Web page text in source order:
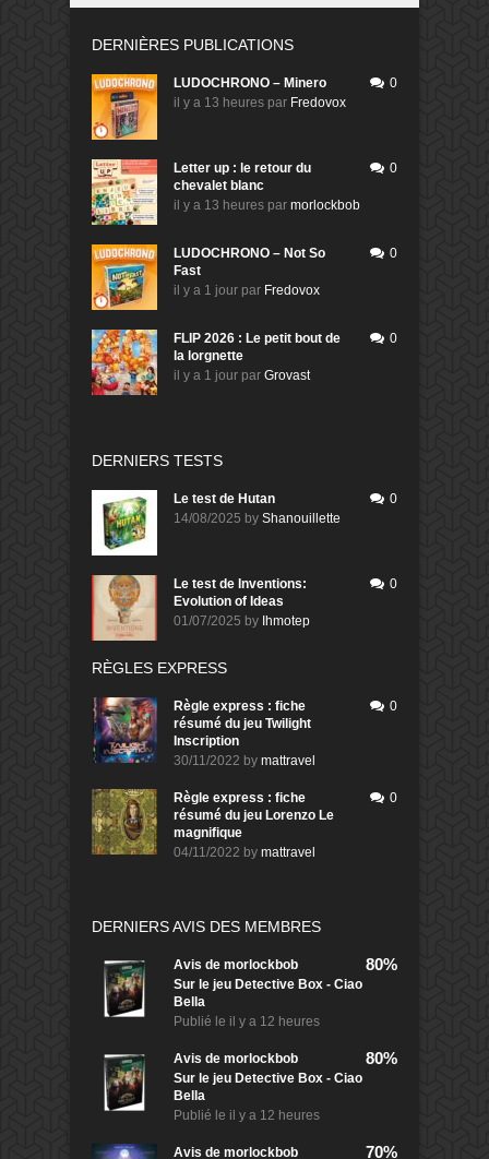
DERNIÈRES PUBLICATIONS
LUDOCHRONO – Minero
il y a 13 heures par Fredovox
0
Letter up : le retour du
chevalet blanc
il y a 13 heures par morlockbob
0
LUDOCHRONO – Not So
Fast
il y a 1 jour par Fredovox
0
FLIP 2026 : Le petit bout de
la lorgnette
il y a 1 jour par Grovast
0
DERNIERS TESTS
Le test de Hutan
14/08/2025 by Shanouillette
0
Le test de Inventions:
Evolution of Ideas
01/07/2025 by Ihmotep
0
RÈGLES EXPRESS
Règle express : fiche
résumé du jeu Twilight
Inscription
30/11/2022 by mattravel
0
Règle express : fiche
résumé du jeu Lorenzo Le
magnifique
04/11/2022 by mattravel
0
DERNIERS AVIS DES MEMBRES
Avis de morlockbob
Sur le jeu Detective Box - Ciao
Bella
Publié le il y a 12 heures
80%
Avis de morlockbob
Sur le jeu Detective Box - Ciao
Bella
Publié le il y a 12 heures
80%
Avis de morlockbob 70%